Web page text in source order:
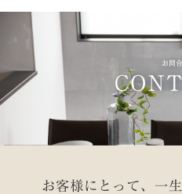
お問
お客様にとって、一